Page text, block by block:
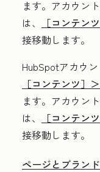
ます。アカウン
は、
［コンテン
接移動します。
HubSpotアカウン
［コンテンツ］＞
ます。アカウン
は、
［コンテン
接移動します。
ページとブラン